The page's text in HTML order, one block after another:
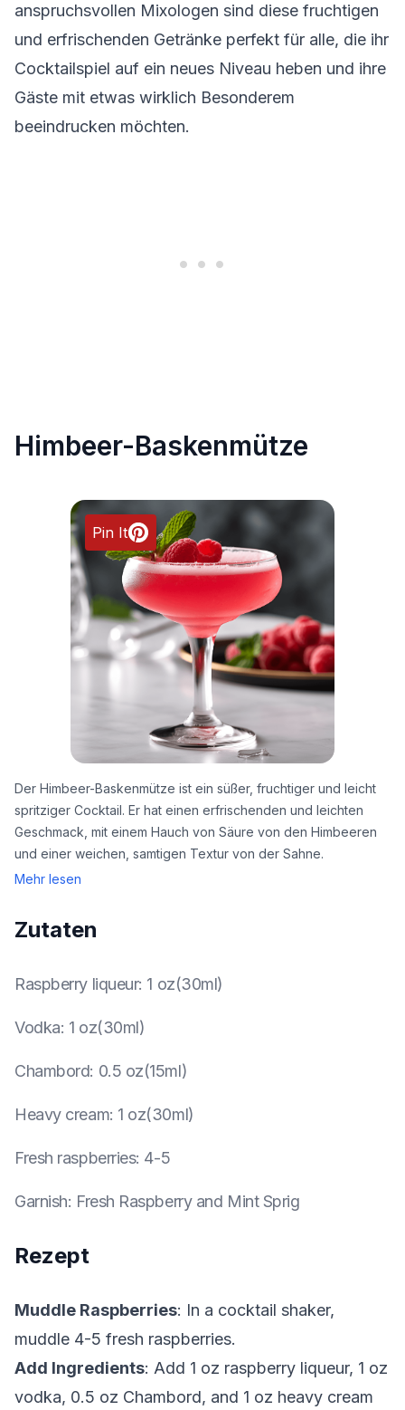
anspruchsvollen Mixologen sind diese fruchtigen
und erfrischenden Getränke perfekt für alle, die ihr
Cocktailspiel auf ein neues Niveau heben und ihre
Gäste mit etwas wirklich Besonderem
beeindrucken möchten.
Himbeer-Baskenmütze
Pin It
Der Himbeer-Baskenmütze ist ein süßer, fruchtiger und leicht
spritziger Cocktail. Er hat einen erfrischenden und leichten
Geschmack, mit einem Hauch von Säure von den Himbeeren
und einer weichen, samtigen Textur von der Sahne.
Mehr lesen
Zutaten
Raspberry liqueur: 1 oz(30ml)
Vodka: 1 oz(30ml)
Chambord: 0.5 oz(15ml)
Heavy cream: 1 oz(30ml)
Fresh raspberries: 4-5
Garnish: Fresh Raspberry and Mint Sprig
Rezept
Muddle Raspberries: In a cocktail shaker,
muddle 4-5 fresh raspberries.
Add Ingredients: Add 1 oz raspberry liqueur, 1 oz
vodka, 0.5 oz Chambord, and 1 oz heavy cream